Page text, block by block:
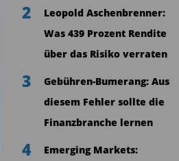
2
Leopold Aschenbrenner:
Was 439 Prozent Rendite
über das Risiko verraten
3
Gebühren-Bumerang: Aus
diesem Fehler sollte die
Finanzbranche lernen
4
Emerging Markets: